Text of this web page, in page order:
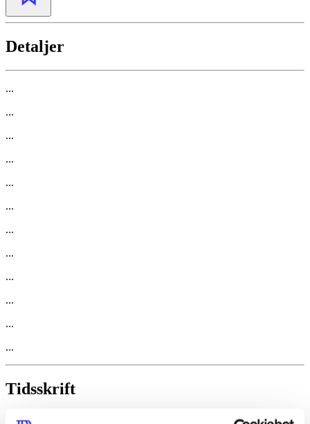
Detaljer
...
...
...
...
...
...
...
...
...
...
...
...
Tidsskrift
Artiklen er en del af